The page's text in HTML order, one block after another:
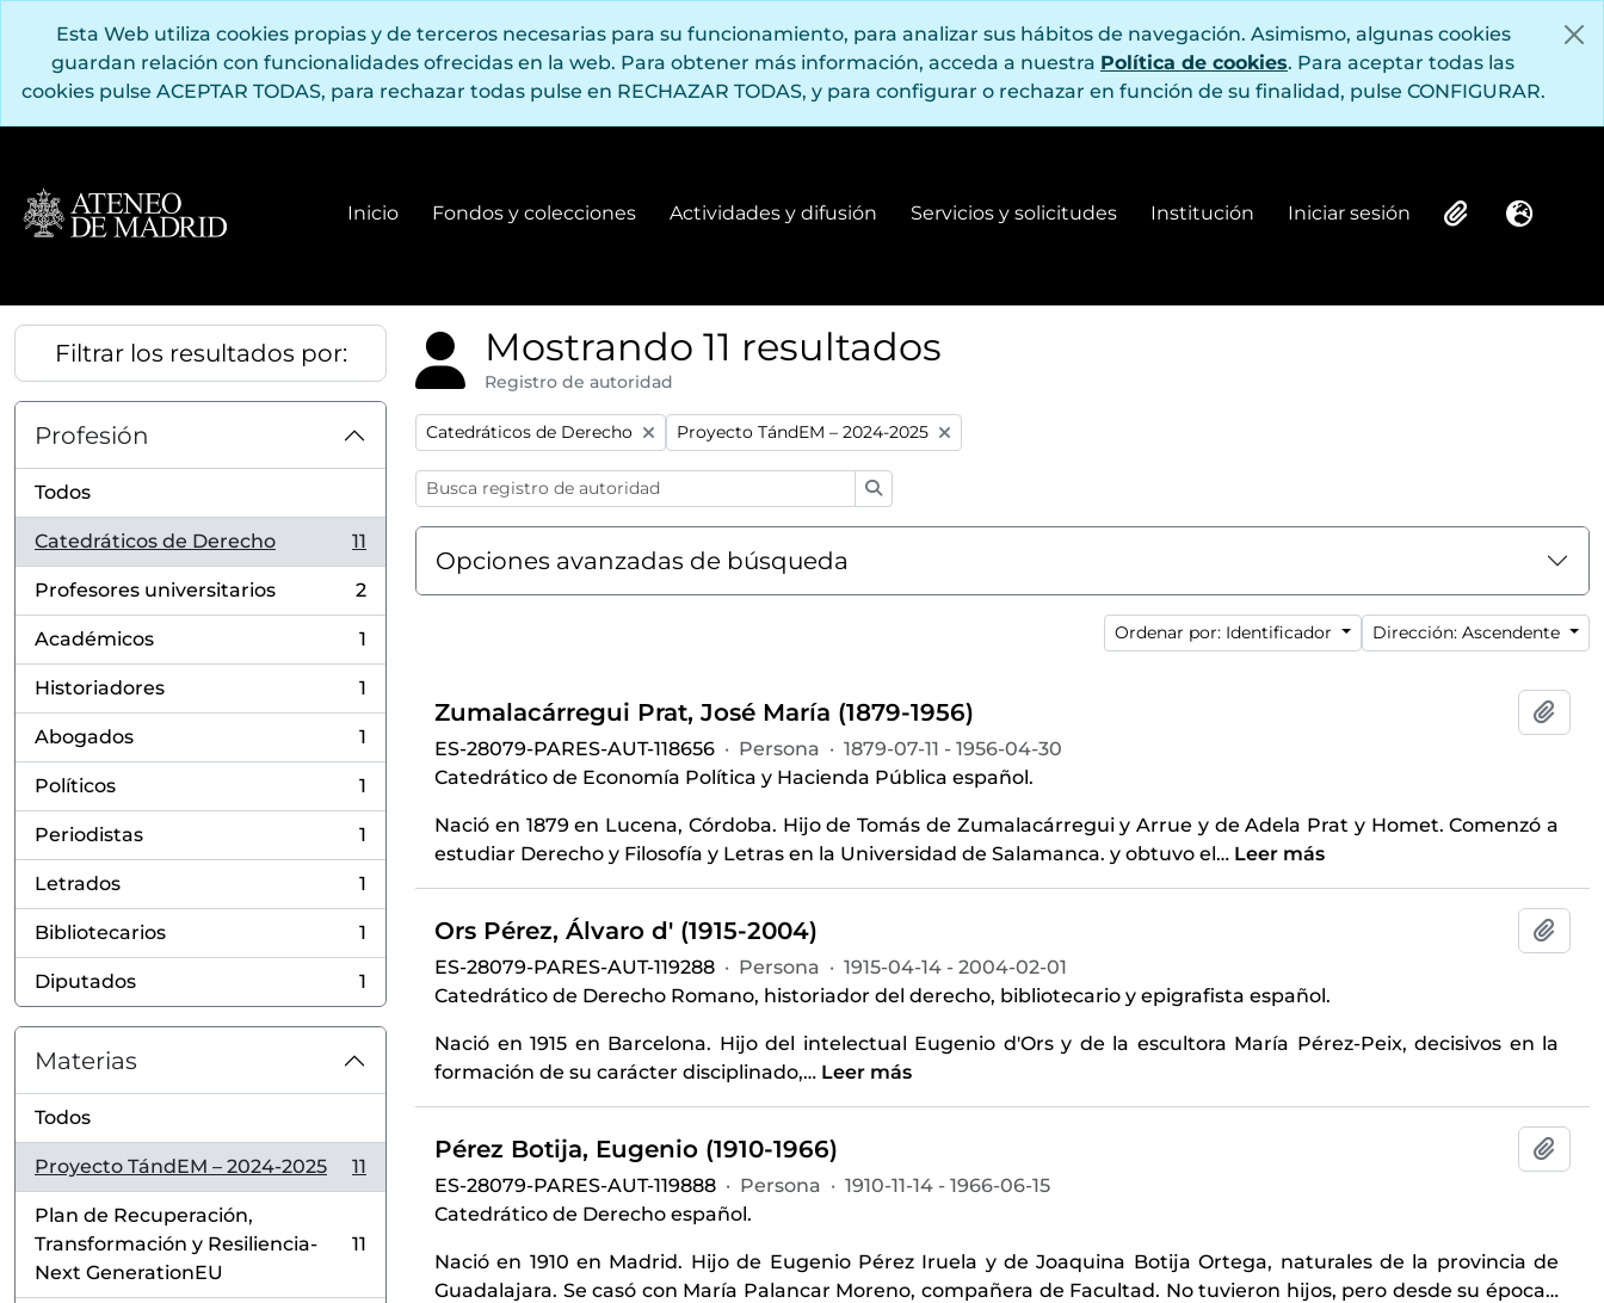
Esta Web utiliza cookies propias y de terceros necesarias para su funcionamiento, para analizar sus hábitos de navegación. Asimismo, algunas cookies
guardan relación con funcionalidades ofrecidas en la web. Para obtener más información, acceda a nuestra Política de cookies. Para aceptar todas las
cookies pulse ACEPTAR TODAS, para rechazar todas pulse en RECHAZAR TODAS, y para configurar o rechazar en función de su finalidad, pulse CONFIGURAR.
Inicio Fondos y colecciones
Fondos y colecciones
Actividades y difusión
Actividades y difusión
Servicios y solicitudes Institución
Institución
Iniciar sesión
Iniciar sesión ClipboardIdioma
Filtrar los resultados por:
Profesión
Todos
Catedráticos de Derecho
, 11 resultados
11
Profesores universitarios
, 2 resultados
2
Académicos
, 1 resultados
1
Historiadores
, 1 resultados
1
Abogados
, 1 resultados
1
Políticos
, 1 resultados
1
Periodistas
, 1 resultados
1
Letrados
, 1 resultados
1
Bibliotecarios
, 1 resultados
1
Diputados
, 1 resultados
1
Materias
Todos
Proyecto TándEM – 2024-2025
, 11 resultados
11
Plan de Recuperación,
Transformación y Resiliencia-
Next GenerationEU
, 11 resultados
11
Mostrando 11 resultados
Registro de autoridad
Remove filter:
Catedráticos de Derecho Remove filter:
Proyecto TándEM – 2024-2025
Opciones avanzadas de búsqueda
Ordenar por: Identificador Dirección: Ascendente
Zumalacárregui Prat, José María (1879-1956)
ES-28079-PARES-AUT-118656 · Persona · 1879-07-11 - 1956-04-30
Catedrático de Economía Política y Hacienda Pública español.
Nació en 1879 en Lucena, Córdoba. Hijo de Tomás de Zumalacárregui y Arrue y de Adela Prat y Homet. Comenzó a
estudiar Derecho y Filosofía y Letras en la Universidad de Salamanca. y obtuvo el… Leer más
Ors Pérez, Álvaro d' (1915-2004)
ES-28079-PARES-AUT-119288 · Persona · 1915-04-14 - 2004-02-01
Catedrático de Derecho Romano, historiador del derecho, bibliotecario y epigrafista español.
Nació en 1915 en Barcelona. Hijo del intelectual Eugenio d'Ors y de la escultora María Pérez-Peix, decisivos en la
formación de su carácter disciplinado,… Leer más
Pérez Botija, Eugenio (1910-1966)
ES-28079-PARES-AUT-119888 · Persona · 1910-11-14 - 1966-06-15
Catedrático de Derecho español.
Nació en 1910 en Madrid. Hijo de Eugenio Pérez Iruela y de Joaquina Botija Ortega, naturales de la provincia de
Guadalajara. Se casó con María Palancar Moreno, compañera de Facultad. No tuvieron hijos, pero desde su época…